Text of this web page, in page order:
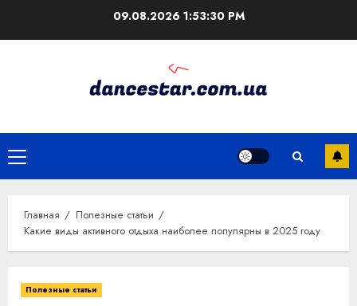
09.08.20261:53:31 PM
Основное
меню
Главная
Полезные статьи
Какие виды активного отдыха наиболее популярны в 2025 году
Полезные статьи